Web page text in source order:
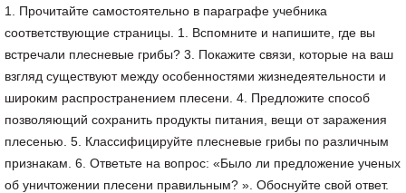
1. Прочитайте самостоятельно в параграфе учебника
соответствующие страницы. 1. Вспомните и напишите, где вы
встречали плесневые грибы? 3. Покажите связи, которые на ваш
взгляд существуют между особенностями жизнедеятельности и
широким распространением плесени. 4. Предложите способ
позволяющий сохранить продукты питания, вещи от заражения
плесенью. 5. Классифицируйте плесневые грибы по различным
признакам. 6. Ответьте на вопрос: «Было ли предложение ученых
об уничтожении плесени правильным? ». Обоснуйте свой ответ.